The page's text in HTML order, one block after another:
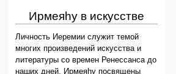
Ирмеяhу в искусстве
Личность Иеремии служит темой
многих произведений искусства и
литературы со времен Ренессанса до
наших дней. Ирмеяhу посвящены